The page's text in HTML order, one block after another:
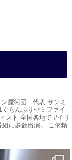
ン魔術団 代表 サンミ
ぐらんぷりセミファイ
スト 全国各地で #イリ
に多数出演。 ご依頼